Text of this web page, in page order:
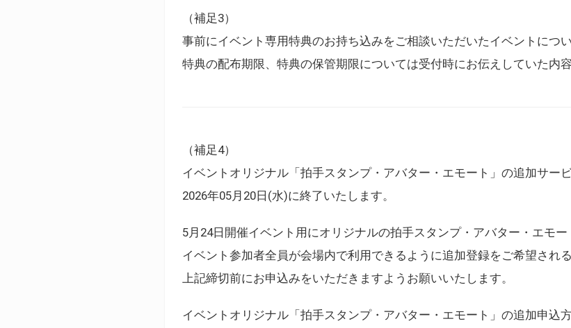
（補足3）
事前にイベント専用特典のお持ち込みをご相談いただいたイベントにつ
特典の配布期限、特典の保管期限については受付時にお伝えしていた内
（補足4）
イベントオリジナル「拍手スタンプ・アバター・エモート」の追加サー
2026年05月20日(水)に終了いたします。
5月24日開催イベント用にオリジナルの拍手スタンプ・アバター・エモー
イベント参加者全員が会場内で利用できるように追加登録をご希望され
上記締切前にお申込みをいただきますようお願いいたします。
イベントオリジナル「拍手スタンプ・アバター・エモート」の追加申込